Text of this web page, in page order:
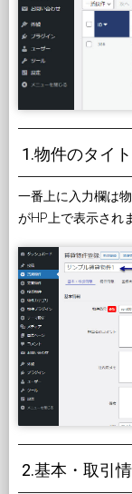
1.物件のタイ
一番上に入力欄は
がHP上で表示され
2.基本・取引